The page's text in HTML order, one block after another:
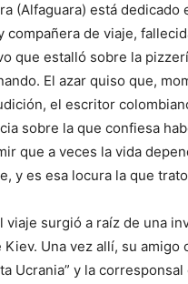
(Alfaguara) está
compañera de viaje,
que estalló sobre la
El azar quiso que,
el escritor
sobre la que confiesa
que a veces la vida
y es esa locura la que
viaje surgió a raíz de una
Una vez allí, su
Ucrania” y la